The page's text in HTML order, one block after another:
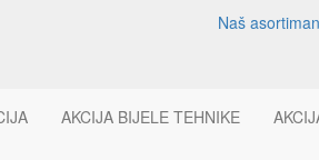
Naš asortiman
AKCIJA BIJELE TEHNIKE